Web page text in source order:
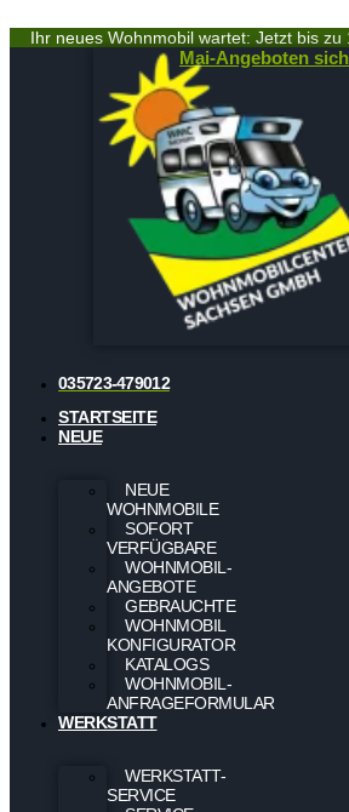
Ihr neues Wohnmobil wartet: Jetzt bis
Mai-Angeboten
035723-479012
STARTSEITE
NEUE
NEUE
WOHNMOBILE
SOFORT
VERFÜGBARE
WOHNMOBIL-
ANGEBOTE
GEBRAUCHTE
WOHNMOBIL
KONFIGURATOR
KATALOGS
WOHNMOBIL-
ANFRAGEFORMULAR
WERKSTATT
WERKSTATT-
SERVICE